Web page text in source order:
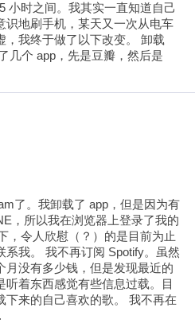
小时之间。我其实一直知道自己
识地刷手机，某天又一次从电车
，我终于做了以下改变。 卸载
几个 app，先是豆瓣，然后是
了。我卸载了 app，但是因为有
，所以我在浏览器上登录了我的
，令人欣慰（？）的是目前为止
我。 我不再订阅 Spotify。虽然
月没有多少钱，但是发现最近的
着东西感觉有些信息过载。目
下来的自己喜欢的歌。 我不再在